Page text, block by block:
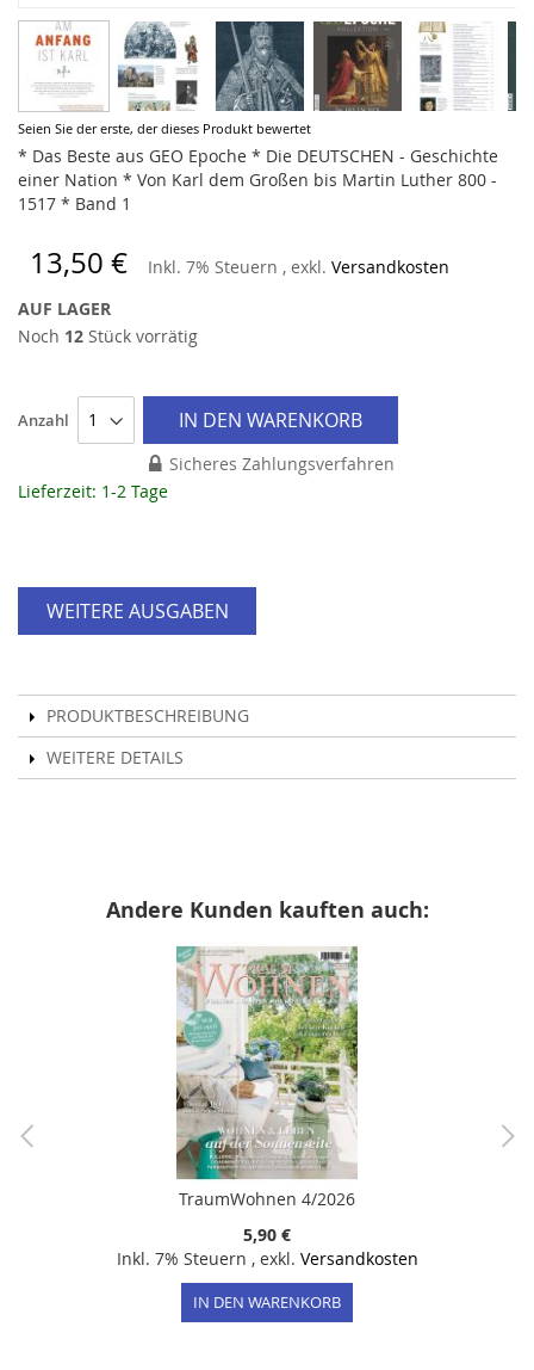
Seien Sie der erste, der dieses Produkt bewertet
* Das Beste aus GEO Epoche * Die DEUTSCHEN - Geschichte
einer Nation * Von Karl dem Großen bis Martin Luther 800 -
1517 * Band 1
13,50 € Inkl. 7% Steuern , exkl. Versandkosten
AUF LAGER
Noch 12 Stück vorrätig
Anzahl IN DEN WARENKORB
Sicheres Zahlungsverfahren
Lieferzeit: 1-2 Tage
WEITERE AUSGABEN
PRODUKTBESCHREIBUNG
WEITERE DETAILS
Zum
Anfang
der
Bildergalerie
Andere Kunden kauften auch:
TraumWohnen 4/2026
5,90 €
Inkl. 7% Steuern , exkl. Versandkosten
IN DEN WARENKORB